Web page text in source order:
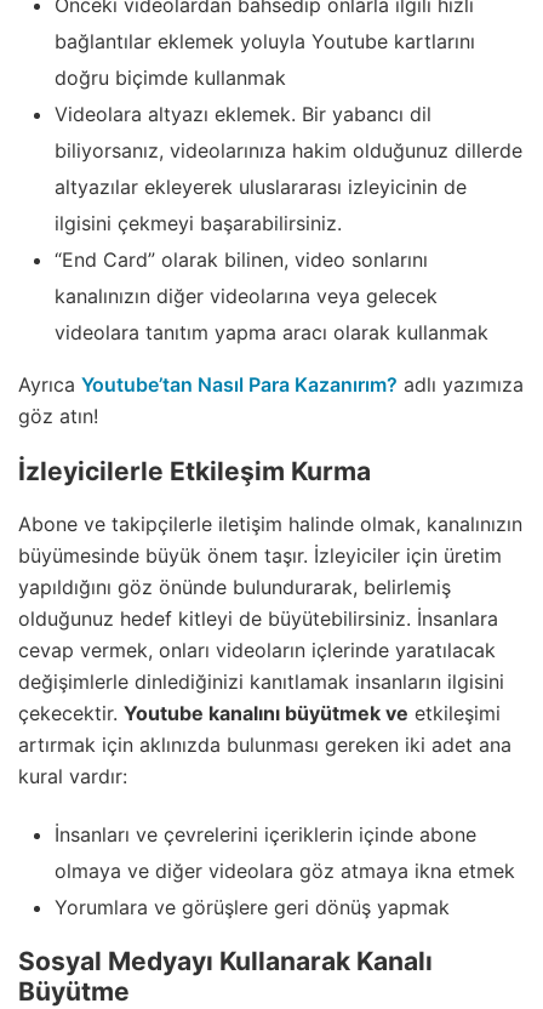
Önceki videolardan bahsedip onlarla ilgili hızlı
bağlantılar eklemek yoluyla Youtube kartlarını
doğru biçimde kullanmak
Videolara altyazı eklemek. Bir yabancı dil
biliyorsanız, videolarınıza hakim olduğunuz dillerde
altyazılar ekleyerek uluslararası izleyicinin de
ilgisini çekmeyi başarabilirsiniz.
“End Card” olarak bilinen, video sonlarını
kanalınızın diğer videolarına veya gelecek
videolara tanıtım yapma aracı olarak kullanmak
Ayrıca Youtube’tan Nasıl Para Kazanırım? adlı yazımıza
göz atın!
İzleyicilerle Etkileşim Kurma
Abone ve takipçilerle iletişim halinde olmak, kanalınızın
büyümesinde büyük önem taşır. İzleyiciler için üretim
yapıldığını göz önünde bulundurarak, belirlemiş
olduğunuz hedef kitleyi de büyütebilirsiniz. İnsanlara
cevap vermek, onları videoların içlerinde yaratılacak
değişimlerle dinlediğinizi kanıtlamak insanların ilgisini
çekecektir. Youtube kanalını büyütmek ve etkileşimi
artırmak için aklınızda bulunması gereken iki adet ana
kural vardır:
İnsanları ve çevrelerini içeriklerin içinde abone
olmaya ve diğer videolara göz atmaya ikna etmek
Yorumlara ve görüşlere geri dönüş yapmak
Sosyal Medyayı Kullanarak Kanalı
Büyütme